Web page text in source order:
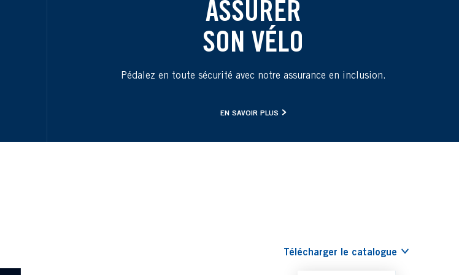
ASSURER
SON VÉLO
Pédalez en toute sécurité avec notre assurance en inclusion.
EN SAVOIR PLUS
Télécharger le catalogue